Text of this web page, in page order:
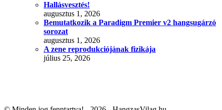
Hallásvesztés!
augusztus 1, 2026
Bemutatkozik a Paradigm Premier v2 hangsugárzó
sorozat
augusztus 1, 2026
A zene reprodukciójának fizikája
július 25, 2026